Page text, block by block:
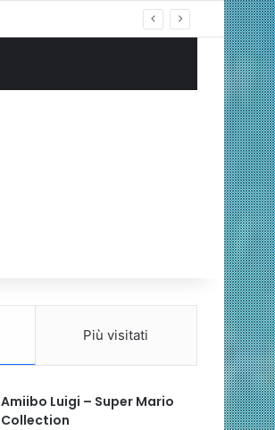
Più visitati
Amiibo Luigi – Super Mario
Collection